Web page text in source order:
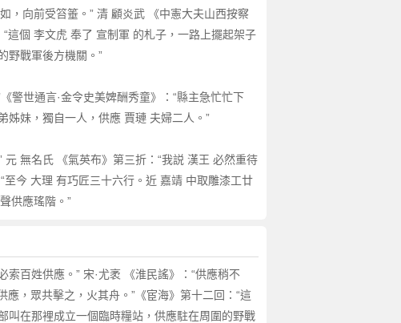
，向前受笞箠。” 清 顧炎武 《中憲大夫山西按察
這個 李文虎 奉了 宣制軍 的札子，一路上擺起架子
野戰軍後方機關。”
警世通言·金令史美婢酬秀童》：“縣主急忙忙下
姊妹，獨自一人，供應 賈璉 夫婦二人。”
無名氏 《氣英布》第三折：“我説 漢王 必然重待
今 大理 有巧匠三十六行。近 嘉靖 中取雕漆工廿
供應瑤階。”
百姓供應。” 宋·尤袤 《淮民謠》：“供應稍不
，眾共擊之，火其舟。”《宦海》第十二回：“這
在那裡成立一個臨時糧站，供應駐在周圍的野戰